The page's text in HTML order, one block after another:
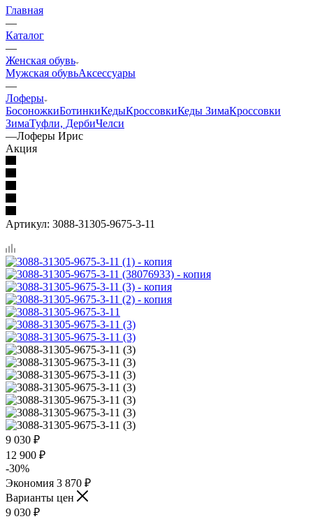
Главная
—
Каталог
—
Женская обувь
Мужская обувьАксессуары
—
Лоферы
БосоножкиБотинкиКедыКроссовкиКеды ЗимаКроссовки
ЗимаТуфли, ДербиЧелси
—Лоферы Ирис
Акция
Артикул: 3088-31305-9675-3-11
9 030 ₽
12 900 ₽
-30%
Экономия 3 870 ₽
Варианты цен
9 030 ₽